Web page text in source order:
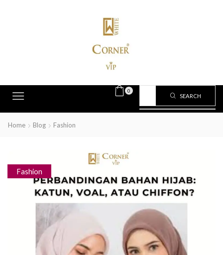
0
SEARCH
Home Blog Fashion
Fashion